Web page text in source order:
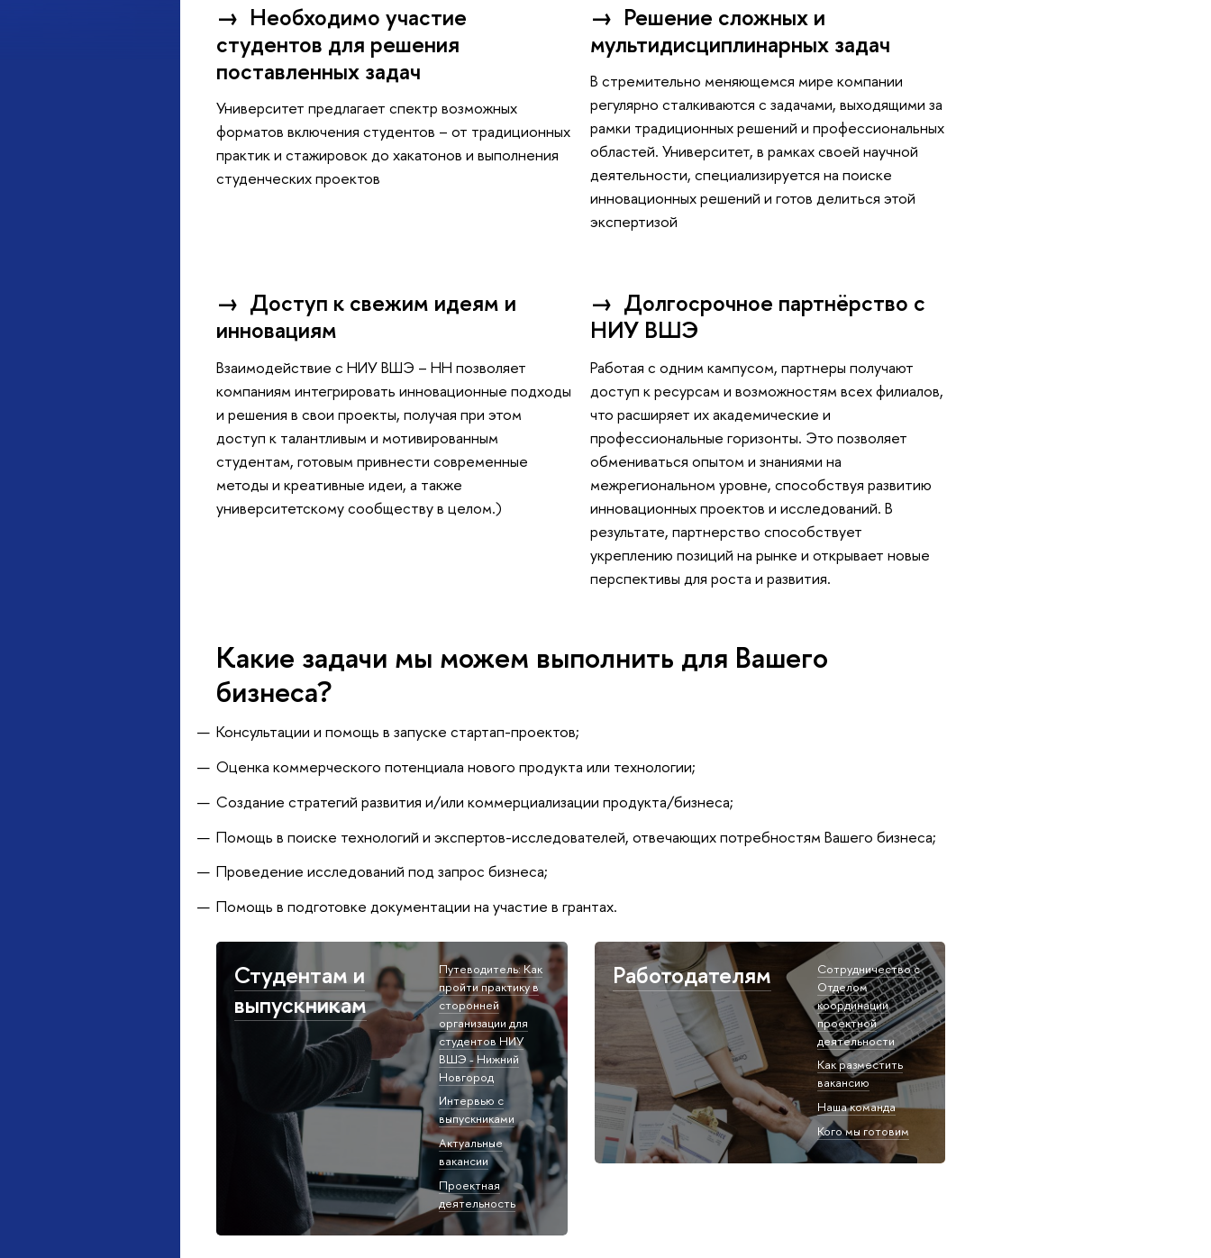
→ Необходимо участие
студентов для решения
поставленных задач
Университет предлагает спектр возможных
форматов включения студентов – от традиционных
практик и стажировок до хакатонов и выполнения
студенческих проектов
→ Решение сложных и
мультидисциплинарных задач
В стремительно меняющемся мире компании
регулярно сталкиваются с задачами, выходящими за
рамки традиционных решений и профессиональных
областей. Университет, в рамках своей научной
деятельности, специализируется на поиске
инновационных решений и готов делиться этой
экспертизой
→ Доступ к свежим идеям и
инновациям
Взаимодействие с НИУ ВШЭ – НН позволяет
компаниям интегрировать инновационные подходы
и решения в свои проекты, получая при этом
доступ к талантливым и мотивированным
студентам, готовым привнести современные
методы и креативные идеи, а также
университетскому сообществу в целом.)
→ Долгосрочное партнёрство с
НИУ ВШЭ
Работая с одним кампусом, партнеры получают
доступ к ресурсам и возможностям всех филиалов,
что расширяет их академические и
профессиональные горизонты. Это позволяет
обмениваться опытом и знаниями на
межрегиональном уровне, способствуя развитию
инновационных проектов и исследований. В
результате, партнерство способствует
укреплению позиций на рынке и открывает новые
перспективы для роста и развития.
Какие задачи мы можем выполнить для Вашего
бизнеса?
Консультации и помощь в запуске стартап-проектов;
Оценка коммерческого потенциала нового продукта или технологии;
Создание стратегий развития и/или коммерциализации продукта/бизнеса;
Помощь в поиске технологий и экспертов-исследователей, отвечающих потребностям Вашего бизнеса;
Проведение исследований под запрос бизнеса;
Помощь в подготовке документации на участие в грантах.
Студентам и
выпускникам
Путеводитель: Как
пройти практику в
сторонней
организации для
студентов НИУ
ВШЭ - Нижний
Новгород
Интервью с
выпускниками
Актуальные
вакансии
Проектная
деятельность
Работодателям
Сотрудничество с
Отделом
координации
проектной
деятельности
Как разместить
вакансию
Наша команда
Кого мы готовим